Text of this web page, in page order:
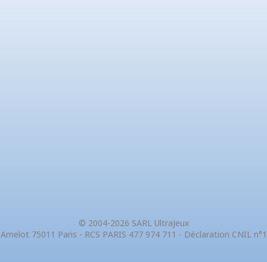
© 2004-2026 SARL UltraJeux
75011 Paris - RCS PARIS 477 974 711 - Déclaration CNIL